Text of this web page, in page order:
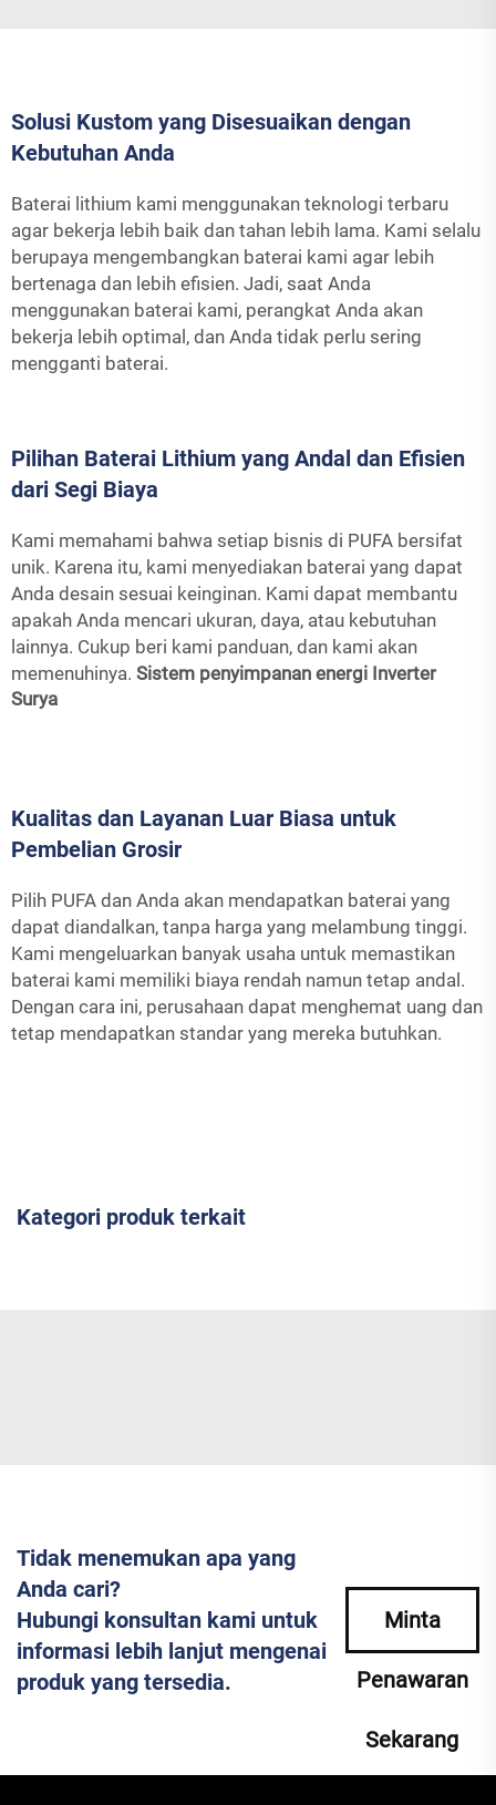
Solusi Kustom yang Disesuaikan dengan
Kebutuhan Anda
Baterai lithium kami menggunakan teknologi terbaru
agar bekerja lebih baik dan tahan lebih lama. Kami selalu
berupaya mengembangkan baterai kami agar lebih
bertenaga dan lebih efisien. Jadi, saat Anda
menggunakan baterai kami, perangkat Anda akan
bekerja lebih optimal, dan Anda tidak perlu sering
mengganti baterai.
Pilihan Baterai Lithium yang Andal dan Efisien
dari Segi Biaya
Kami memahami bahwa setiap bisnis di PUFA bersifat
unik. Karena itu, kami menyediakan baterai yang dapat
Anda desain sesuai keinginan. Kami dapat membantu
apakah Anda mencari ukuran, daya, atau kebutuhan
lainnya. Cukup beri kami panduan, dan kami akan
memenuhinya. Sistem penyimpanan energi Inverter
Surya
Kualitas dan Layanan Luar Biasa untuk
Pembelian Grosir
Pilih PUFA dan Anda akan mendapatkan baterai yang
dapat diandalkan, tanpa harga yang melambung tinggi.
Kami mengeluarkan banyak usaha untuk memastikan
baterai kami memiliki biaya rendah namun tetap andal.
Dengan cara ini, perusahaan dapat menghemat uang dan
tetap mendapatkan standar yang mereka butuhkan.
Kategori produk terkait
Tidak menemukan apa yang
Anda cari?
Hubungi konsultan kami untuk
informasi lebih lanjut mengenai
produk yang tersedia.
Minta
Penawaran
Sekarang